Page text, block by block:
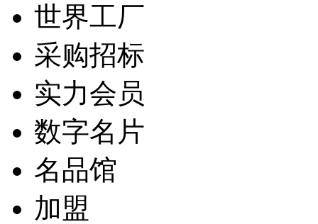
世界工厂
采购招标
实力会员
数字名片
名品馆
加盟